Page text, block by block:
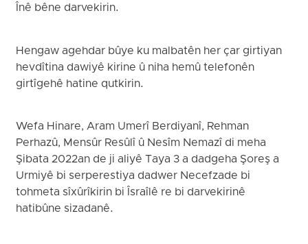
Înê bêne darvekirin.
Hengaw agehdar bûye ku malbatên her çar girtiyan
hevdîtina dawiyê kirine û niha hemû telefonên
girtîgehê hatine qutkirin.
Wefa Hinare, Aram Umerî Berdiyanî, Rehman
Perhazû, Mensûr Resûlî û Nesîm Nemazî di meha
Şibata 2022an de ji aliyê Taya 3 a dadgeha Şoreş a
Urmiyê bi serperestiya dadwer Necefzade bi
tohmeta sîxûrîkirin bi Îsraîlê re bi darvekirinê
hatibûne sizadanê.